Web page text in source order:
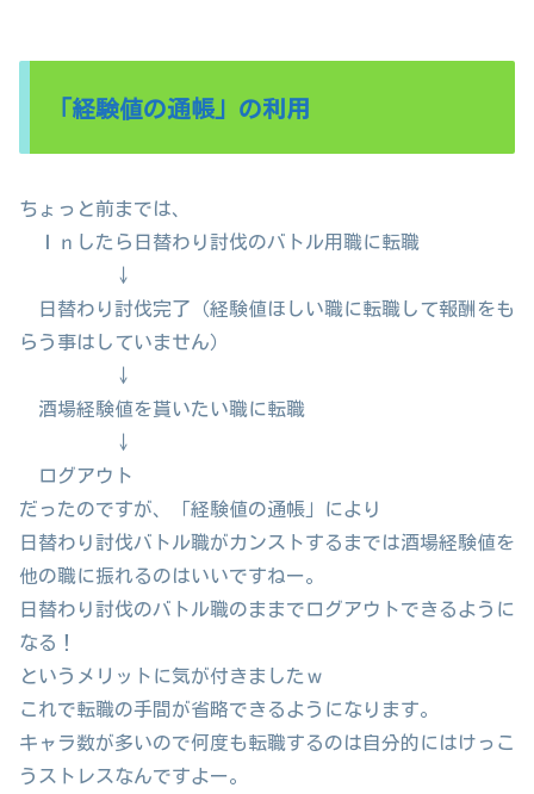
「経験値の通帳」の利用
ちょっと前までは、
Ｉｎしたら日替わり討伐のバトル用職に転職
↓
日替わり討伐完了（経験値ほしい職に転職して報酬をも
らう事はしていません）
↓
酒場経験値を貰いたい職に転職
↓
ログアウト
だったのですが、「経験値の通帳」により
日替わり討伐バトル職がカンストするまでは酒場経験値を
他の職に振れるのはいいですねー。
日替わり討伐のバトル職のままでログアウトできるように
なる！
というメリットに気が付きましたｗ
これで転職の手間が省略できるようになります。
キャラ数が多いので何度も転職するのは自分的にはけっこ
うストレスなんですよー。